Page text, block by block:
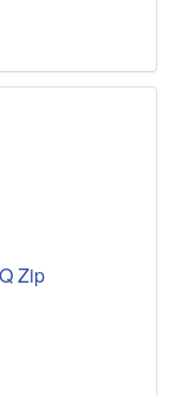
Zip